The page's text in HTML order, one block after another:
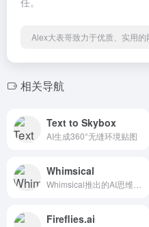
Alex大表哥致力于优质、实用的
相关导航
Text to Skybox
AI生成360°无缝环境贴图
Whimsical
Fireflies.ai